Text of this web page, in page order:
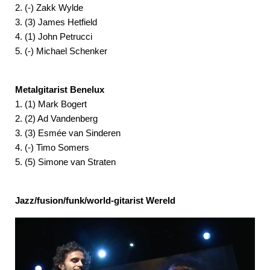
2. (-) Zakk Wylde
3. (3) James Hetfield
4. (1) John Petrucci
5. (-) Michael Schenker
Metalgitarist Benelux
1. (1) Mark Bogert
2. (2) Ad Vandenberg
3. (3) Esmée van Sinderen
4. (-) Timo Somers
5. (5) Simone van Straten
Jazz/fusion/funk/world-gitarist Wereld